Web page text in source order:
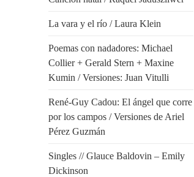
La vara y el río / Laura Klein
Poemas con nadadores: Michael
Collier + Gerald Stern + Maxine
Kumin / Versiones: Juan Vitulli
René-Guy Cadou: El ángel que corre
por los campos / Versiones de Ariel
Pérez Guzmán
Singles // Glauce Baldovin – Emily
Dickinson